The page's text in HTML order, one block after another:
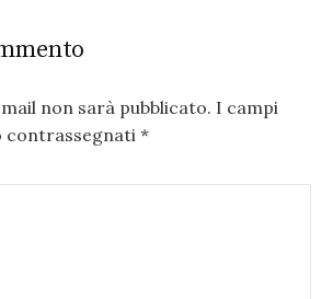
non sarà pubblicato. I campi
contrassegnati*